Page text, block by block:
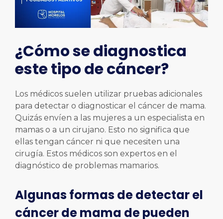
¿Cómo se diagnostica
este tipo de cáncer?
Los médicos suelen utilizar pruebas adicionales
para detectar o diagnosticar el cáncer de mama.
Quizás envíen a las mujeres a un especialista en
mamas o a un cirujano. Esto no significa que
ellas tengan cáncer ni que necesiten una
cirugía. Estos médicos son expertos en el
diagnóstico de problemas mamarios.
Algunas formas de detectar el
cáncer de mama de pueden